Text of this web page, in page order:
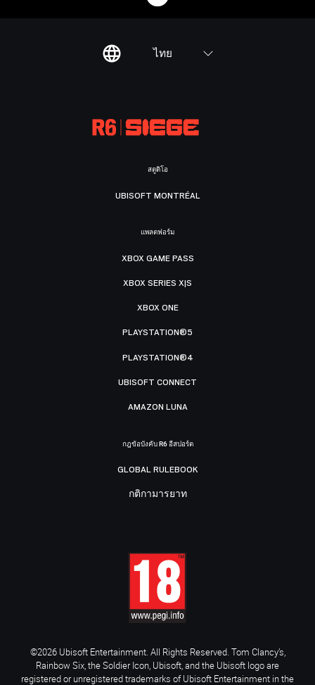
ไทย
สตูดิโอ
UBISOFT MONTRÉAL
แพลตฟอร์ม
XBOX GAME PASS
XBOX SERIES X|S
XBOX ONE
PLAYSTATION®5
PLAYSTATION®4
UBISOFT CONNECT
AMAZON LUNA
กฎข้อบังคับ R6 อีสปอร์ต
GLOBAL RULEBOOK
กติกามารยาท
©2026 Ubisoft Entertainment. All Rights Reserved. Tom Clancy’s,
Rainbow Six, the Soldier Icon, Ubisoft, and the Ubisoft logo are
registered or unregistered trademarks of Ubisoft Entertainment in the